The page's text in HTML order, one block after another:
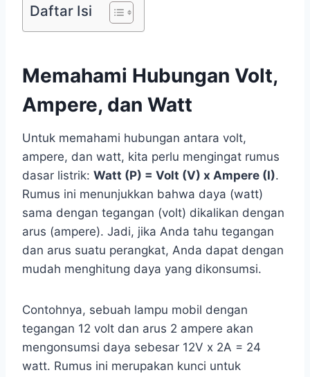
Daftar Isi
Memahami Hubungan Volt,
Ampere, dan Watt
Untuk memahami hubungan antara volt,
ampere, dan watt, kita perlu mengingat rumus
dasar listrik: Watt (P) = Volt (V) x Ampere (I).
Rumus ini menunjukkan bahwa daya (watt)
sama dengan tegangan (volt) dikalikan dengan
arus (ampere). Jadi, jika Anda tahu tegangan
dan arus suatu perangkat, Anda dapat dengan
mudah menghitung daya yang dikonsumsi.
Contohnya, sebuah lampu mobil dengan
tegangan 12 volt dan arus 2 ampere akan
mengonsumsi daya sebesar 12V x 2A = 24
watt. Rumus ini merupakan kunci untuk